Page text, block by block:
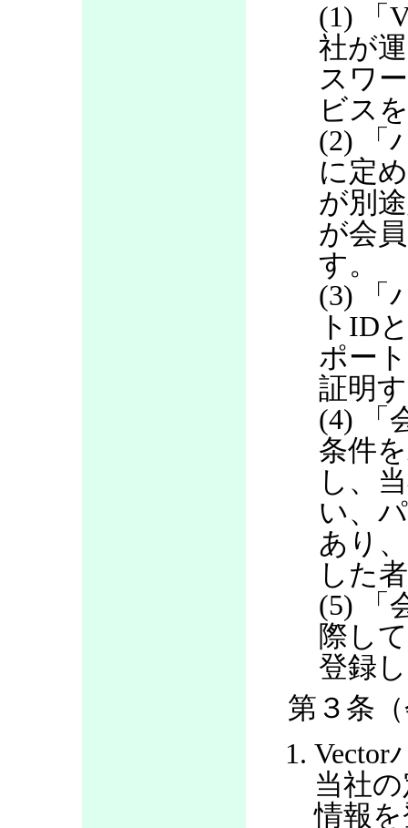
(1) 「
社が
スワ
ビス
(2) 「
に定
が別
が会
す。
(3) 「
トID
ポー
証明
(4) 「
条件
し、
い、
あり
した
(5) 「
際し
登録
第３条
Vector
当社
情報